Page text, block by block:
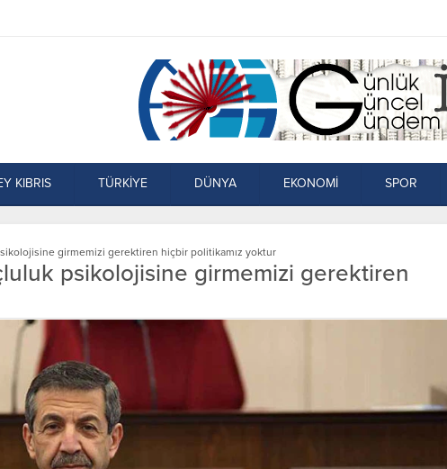
KIBRIS TÜRKİYE DÜNYA EKONOMİ SPOR
girmemizi gerektiren hiçbir politikamız yoktur
psikolojisine girmemizi gerektiren